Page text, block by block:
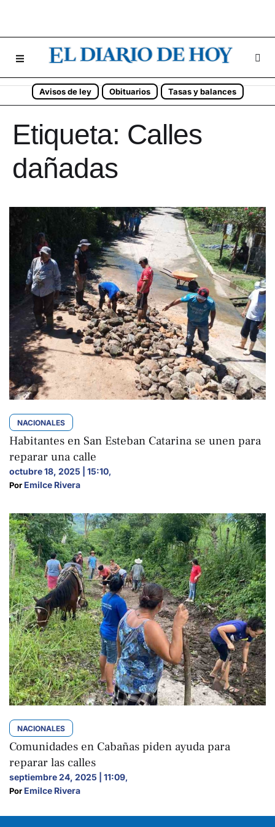
Avisos de ley Obituarios Tasas y balances
Etiqueta: Calles
dañadas
NACIONALES
Habitantes en San Esteban Catarina se unen para
reparar una calle
octubre 18, 2025 | 15:10,
Por Emilce Rivera
NACIONALES
Comunidades en Cabañas piden ayuda para
reparar las calles
septiembre 24, 2025 | 11:09,
Por Emilce Rivera